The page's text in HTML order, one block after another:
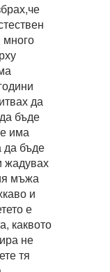
да
бъде
има
да бъде
жадувах
мъжа
и
е
каквото
не
тя